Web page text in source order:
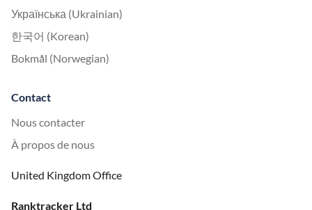
Українська (Ukrainian)
한국어 (Korean)
Bokmål (Norwegian)
Contact
Nous contacter
À propos de nous
United Kingdom Office
Ranktracker Ltd